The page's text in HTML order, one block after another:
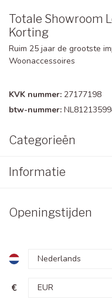
Totale Showroom
Korting
Ruim 25 jaar de grootste
Woonaccessoires
KVK nummer: 27177198
btw-nummer:
Categorieën
Informatie
Openingstijden
€